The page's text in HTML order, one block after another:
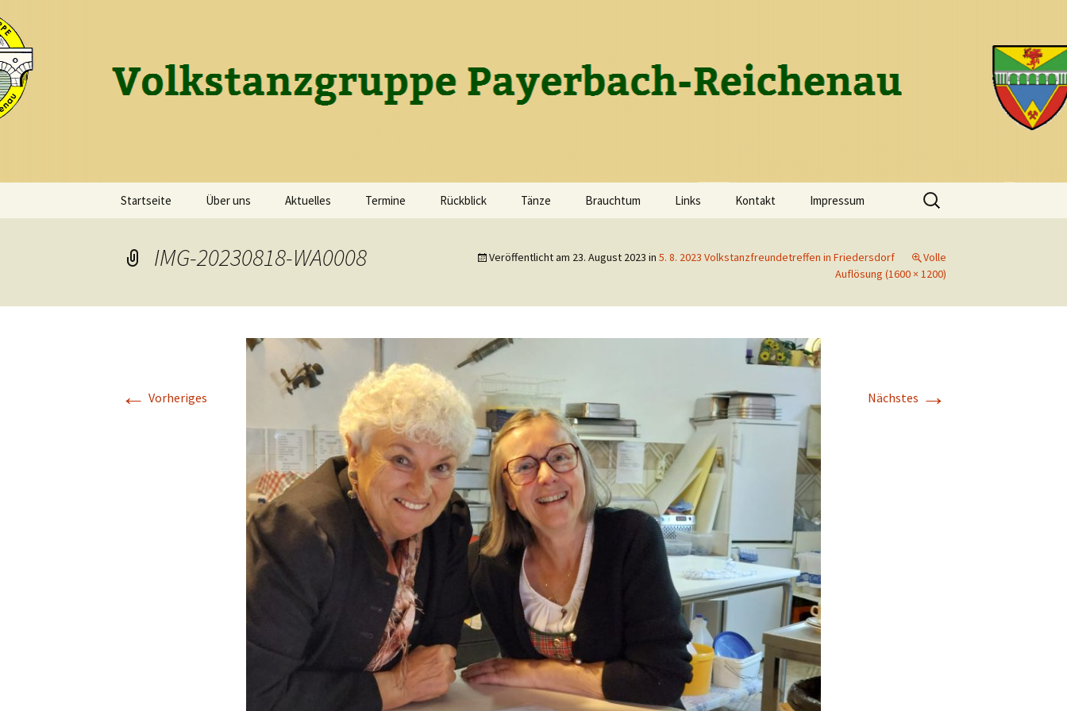
Inhalt
springen
Volkstanzgruppe Payerbach-Reichenau
Startseite Über uns
Vorstand
Tanzleitung und Musik
Schwarzataler Tanzlmusi
Aktuelles Termine Rückblick
2024
2022
2021
2020
2017
2016
Tänze Brauchtum
Ostern
Maibaumbrauchtum
Links Kontakt Impressum
Suchen
nach:
IMG-20230818-WA0008 Veröffentlicht am 23. August 2023 in 5. 8. 2023 Volkstanzfreundetreffen in Friedersdorf
Volle
Auflösung (1600 × 1200)
← Vorheriges Nächstes →